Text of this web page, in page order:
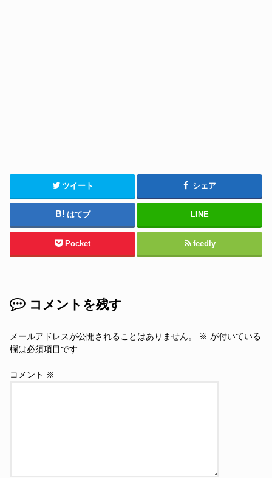
ツイート シェア
はてブ LINE
Pocket feedly
コメントを残す
メールアドレスが公開されることはありません。 ※ が付いている
欄は必須項目です
コメント ※